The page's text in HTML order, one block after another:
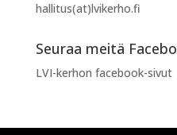
hallitus(at)lvikerho.fi
Seuraa meitä
LVI-kerhon facebook-sivut